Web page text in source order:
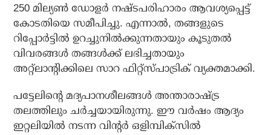
250 മില്യണ്‍ ഡോളര്‍ നഷ്ടപരിഹാരം ആവശ്യപ്പെട്ട്
കോടതിയെ സമീപിച്ചു. എന്നാല്‍, തങ്ങളുടെ
റിപ്പോര്‍ട്ടില്‍ ഉറച്ചുനില്‍ക്കുന്നതായും കൂടുതല്‍
വിവരങ്ങള്‍ തങ്ങള്‍ക്ക് ലഭിച്ചതായും
അറ്റ്ലാന്റിക്കിലെ സാറ ഫിറ്റ്സ്പാട്രിക് വ്യക്തമാക്കി.
പട്ടേലിന്റെ മദ്യപാനശീലങ്ങള്‍ അന്താരാഷ്ട്ര
തലത്തിലും ചര്‍ച്ചയായിരുന്നു. ഈ വര്‍ഷം ആദ്യം
ഇറ്റലിയില്‍ നടന്ന വിന്റര്‍ ഒളിമ്പിക്സില്‍